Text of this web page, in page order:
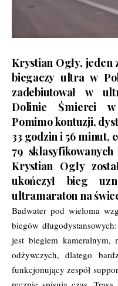
Krystian Ogły, jeden
biegaczy ultra w
zadebiutował w
Dolinie Śmierci w
Pomimo kontuzji,
33 godzin i 56 minut,
79
Krystian Ogły
ukończył bieg
ultramaraton na
Badwater pod wieloma
biegów
jest biegiem kameralnym,
odżywczych, dlatego
funkcjonujący zespół